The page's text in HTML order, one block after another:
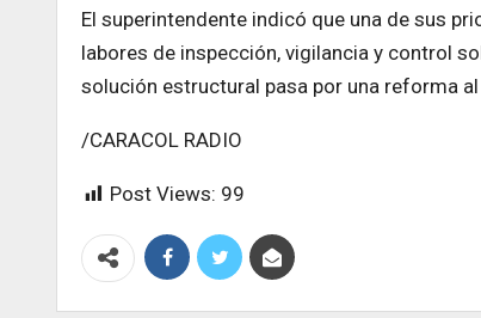
El superintendente indicó que una de sus
labores de inspección, vigilancia y control
solución estructural pasa por una reforma
/CARACOL RADIO
Post Views: 99